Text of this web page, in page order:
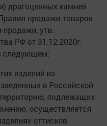
драгоценных камней
продажи товаров
продажи, утв.
РФ от 31.12.2020г.
следующем:
изделий из
в Российской
подлежащих
осуществляется
оттисков